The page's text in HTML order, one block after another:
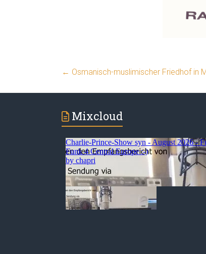
← Osmanisch-muslimischer Friedhof in
Mixcloud